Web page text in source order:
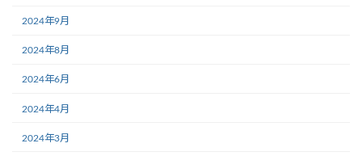
2024年9月
2024年8月
2024年6月
2024年4月
2024年3月